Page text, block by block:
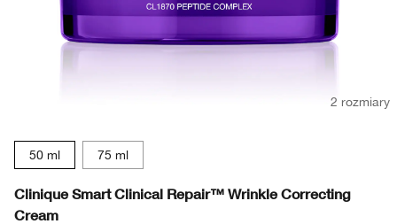
2 rozmiary
50 ml 75 ml
Clinique Smart Clinical Repair™ Wrinkle Correcting
Cream